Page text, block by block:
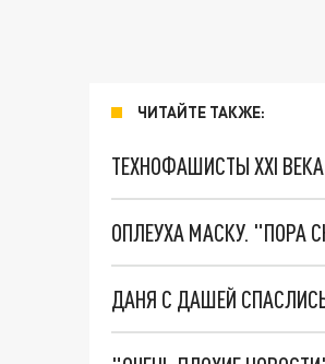
ЧИТАЙТЕ ТАКЖЕ:
ТЕХНОФАШИСТЫ XXI ВЕКА
ОПЛЕУХА МАСКУ. "ПОРА
ДАНЯ С ДАШЕЙ